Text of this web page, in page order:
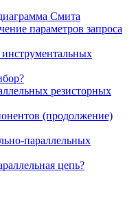
Смита
параметров запроса
инструментальных
резисторных
(продолжение)
параллельных
цепь?